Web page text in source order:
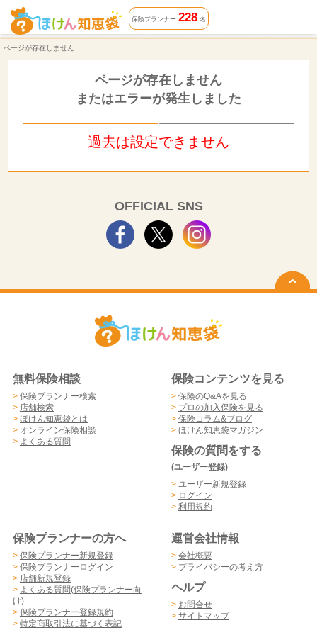
ページが存在しません | ほけん知恵袋
保険プランナー 228名
ページが存在しません
ページが存在しません
またはエラーが発生しました
過去は設定できません
OFFICIAL SNS
無料保険相談
> 保険プランナー検索
> 店舗検索
> ほけん知恵袋とは
> オンライン保険相談
> よくある質問
保険コンテンツを見る
> 保険のQ&Aを見る
> プロの加入保険を見る
> 保険コラム&ブログ
> ほけん知恵袋マガジン
保険の質問をする
(ユーザー登録)
> ユーザー新規登録
> ログイン
> 利用規約
保険プランナーの方へ
> 保険プランナー新規登録
> 保険プランナーログイン
> 店舗新規登録
> よくある質問(保険プランナー向
け)
> 保険プランナー登録規約
> 特定商取引法に基づく表記
運営会社情報
> 会社概要
> プライバシーの考え方
ヘルプ
> お問合せ
> サイトマップ